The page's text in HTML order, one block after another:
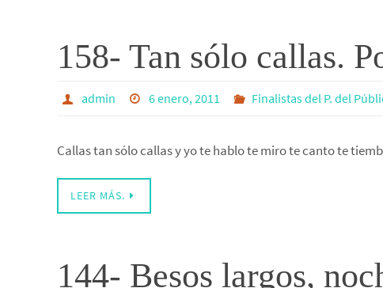
158- Tan sólo callas.
admin 6 enero, 2011 Finalistas del P. del
Callas tan sólo callas y yo te hablo te miro te canto te
LEER MÁS.
144- Besos largos,